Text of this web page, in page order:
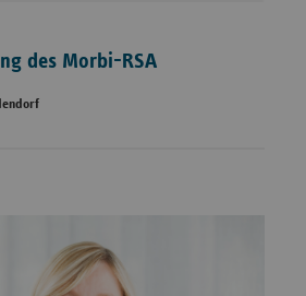
des Morbi-RSA